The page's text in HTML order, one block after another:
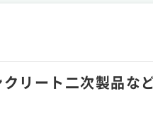
リート二次製品な